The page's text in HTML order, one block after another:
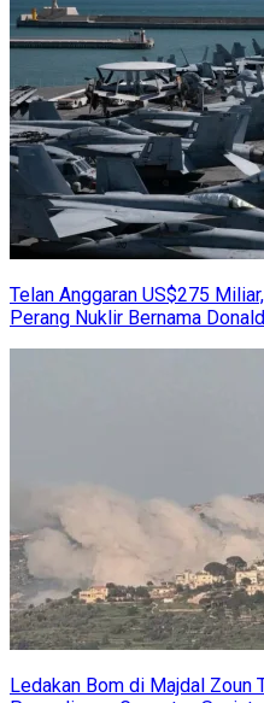
Telan Anggaran US$275
Perang Nuklir Bernama
Ledakan Bom di Majdal Zoun